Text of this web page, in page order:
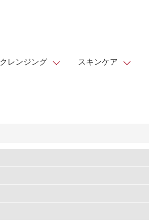
クレンジング スキンケア
シーンから選ぶ